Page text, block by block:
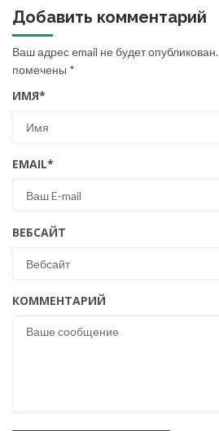
Добавить комментарий
Ваш адрес email не будет опубликован.
помечены *
ИМЯ*
EMAIL*
ВЕБСАЙТ
КОММЕНТАРИЙ